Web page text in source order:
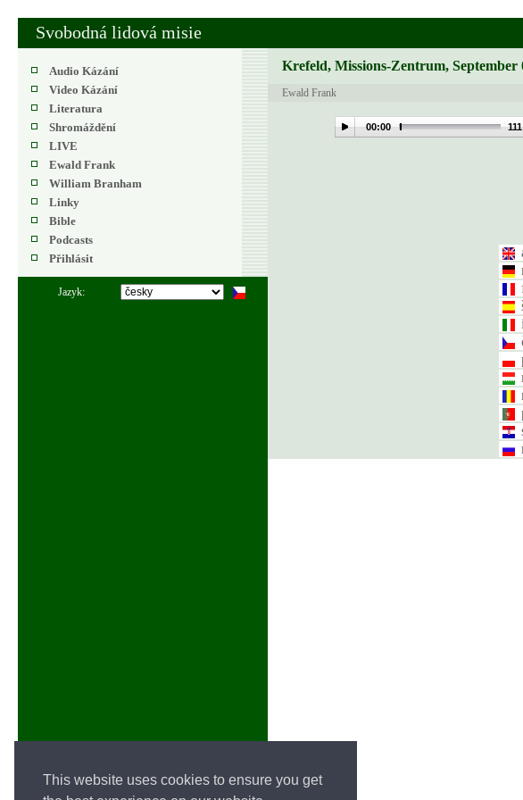
This website uses cookies to ensure you get
Svobodná lidová misie
Audio Kázání
Video Kázání
Literatura
Shromáždění
LIVE
Ewald Frank
William Branham
Linky
Bible
Podcasts
Přihlásit
Jazyk:
Krefeld, Missions-Zentrum, September
Ewald Frank
00:00